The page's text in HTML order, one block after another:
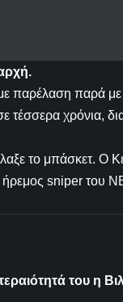
παρέλαση παρά
τέσσερα χρόνια,
το μπάσκετ. Ο
sniper του
του η